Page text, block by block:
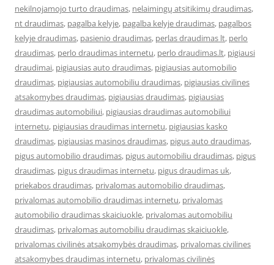
nekilnojamojo turto draudimas, nelaimingų atsitikimų draudimas,
nt draudimas, pagalba kelyje, pagalba kelyje draudimas, pagalbos
kelyje draudimas, pasienio draudimas, perlas draudimas lt, perlo
draudimas, perlo draudimas internetu, perlo draudimas.lt, pigiausi
draudimai, pigiausias auto draudimas, pigiausias automobilio
draudimas, pigiausias automobiliu draudimas, pigiausias civilines
atsakomybes draudimas, pigiausias draudimas, pigiausias
draudimas automobiliui, pigiausias draudimas automobiliui
internetu, pigiausias draudimas internetu, pigiausias kasko
draudimas, pigiausias masinos draudimas, pigus auto draudimas,
pigus automobilio draudimas, pigus automobiliu draudimas, pigus
draudimas, pigus draudimas internetu, pigus draudimas uk,
priekabos draudimas, privalomas automobilio draudimas,
privalomas automobilio draudimas internetu, privalomas
automobilio draudimas skaiciuokle, privalomas automobiliu
draudimas, privalomas automobiliu draudimas skaiciuokle,
privalomas civilinės atsakomybės draudimas, privalomas civilines
atsakomybes draudimas internetu, privalomas civilinės